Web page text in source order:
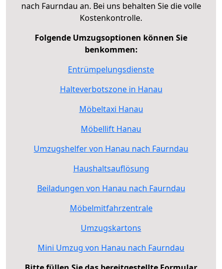
nach Faurndau an. Bei uns behalten Sie die volle
Kostenkontrolle.
Folgende Umzugsoptionen können Sie
benkommen:
Entrümpelungsdienste
Halteverbotszone in Hanau
Möbeltaxi Hanau
Möbellift Hanau
Umzugshelfer von Hanau nach Faurndau
Haushaltsauflösung
Beiladungen von Hanau nach Faurndau
Möbelmitfahrzentrale
Umzugskartons
Mini Umzug von Hanau nach Faurndau